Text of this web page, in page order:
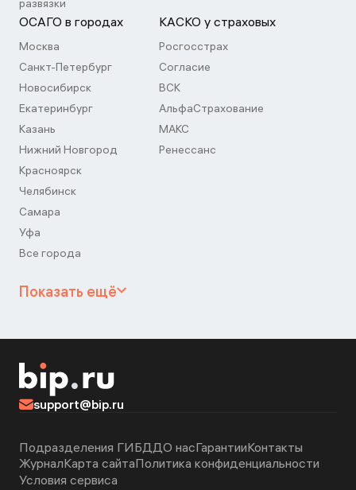
развязки
ОСАГО в городах
Москва
Санкт-Петербург
Новосибирск
Екатеринбург
Казань
Нижний Новгород
Красноярск
Челябинск
Самара
Уфа
Все города
КАСКО у страховых
Росгосстрах
Согласие
ВСК
АльфаСтрахование
МАКС
Ренессанс
Показать ещё
support@bip.ru
Подразделения ГИБДДО насГарантииКонтакты
ЖурналКарта сайтаПолитика конфиденциальности
Условия сервиса